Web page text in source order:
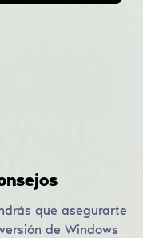
que asegurarte
de Windows